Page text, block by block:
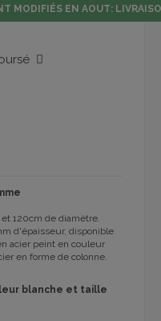
MODIFIÉS EN AOUT:
120cm de diamètre.
d'épaisseur, disponible
acier peint en couleur
en forme de colonne.
blanche et taille